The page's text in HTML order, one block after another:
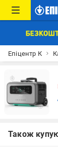
Епіцентр К
Також